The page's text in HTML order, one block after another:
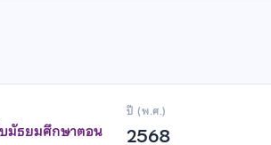
บมัธยมศึกษาตอน
ปี (พ.ศ.)
2568